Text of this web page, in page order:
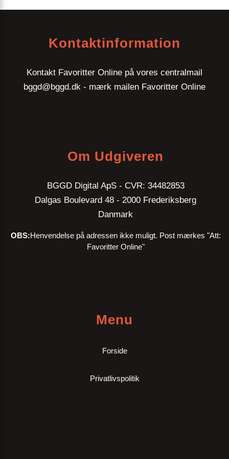
Kontaktinformation
Kontakt Favoritter Online på vores centralmail
bggd@bggd.dk - mærk mailen Favoritter Online
Om Udgiveren
BGGD Digital ApS - CVR: 34482853
Dalgas Boulevard 48 - 2000 Frederiksberg
Danmark
OBS:Henvendelse på adressen ikke muligt. Post mærkes "Att:
Favoritter Online"
Menu
Forside
Privatlivspolitik